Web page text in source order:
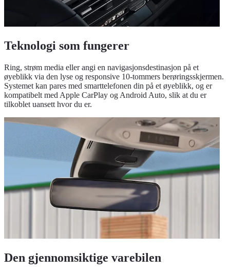
Teknologi som fungerer
Ring, strøm media eller angi en navigasjonsdestinasjon på et
øyeblikk via den lyse og responsive 10-tommers berøringsskjermen.
Systemet kan pares med smarttelefonen din på et øyeblikk, og er
kompatibelt med Apple CarPlay og Android Auto, slik at du er
tilkoblet uansett hvor du er.
Den gjennomsiktige varebilen